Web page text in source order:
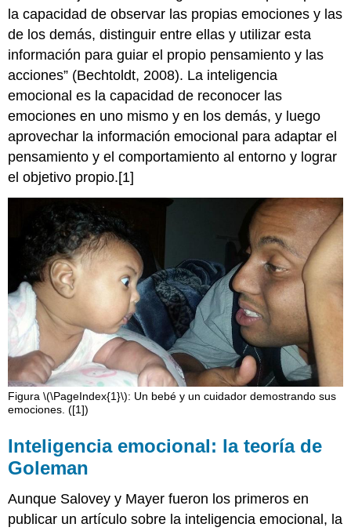
la capacidad de observar las propias emociones y las
de los demás, distinguir entre ellas y utilizar esta
información para guiar el propio pensamiento y las
acciones” (Bechtoldt, 2008). La inteligencia
emocional es la capacidad de reconocer las
emociones en uno mismo y en los demás, y luego
aprovechar la información emocional para adaptar el
pensamiento y el comportamiento al entorno y lograr
el objetivo propio.[1]
Figura \(\PageIndex{1}\): Un bebé y un cuidador demostrando sus
emociones. ([1])
Inteligencia emocional: la teoría de
Goleman
Aunque Salovey y Mayer fueron los primeros en
publicar un artículo sobre la inteligencia emocional, la